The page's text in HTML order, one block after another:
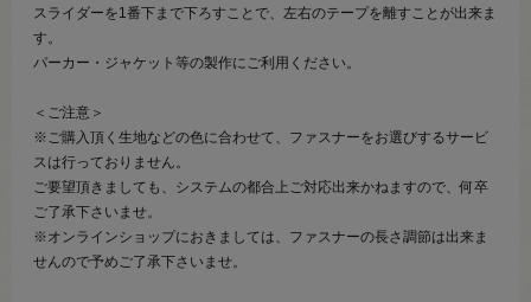
スライダーを1番下まで下ろすことで、左右のテープを離すことが出来ま
す。
パーカー・ジャケット等の製作にご利用ください。
＜ご注意＞
※ご購入頂く生地などの色に合わせて、ファスナーをお選びするサービ
スは行っておりません。
ご要望頂きましても、システムの都合上ご対応出来かねますので、何卒
ご了承下さいませ。
※オンラインショップにおきましては、ファスナーの長さ調節は出来ま
せんので予めご了承下さいませ。